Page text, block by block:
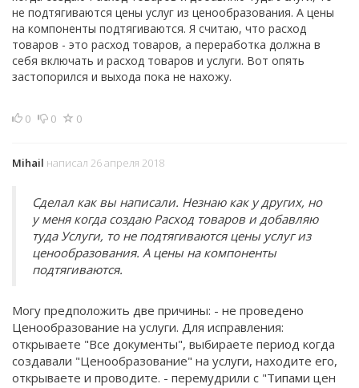
не подтягиваются цены услуг из ценообразования. А цены
на компоненты подтягиваются. Я считаю, что расход
товаров - это расход товаров, а переработка должна в
себя включать и расход товаров и услуги. Вот опять
застопорился и выхода пока не нахожу.
0 0 0
Mihail написал 26 апреля 2018
Сделал как вы написали. Незнаю как у других, но
у меня когда создаю Расход товаров и добавляю
туда Услуги, то не подтягиваются цены услуг из
ценообразования. А цены на компоненты
подтягиваются.
Могу предположить две причины: - не проведено
Ценообразование на услуги. Для исправления:
открываете "Все документы", выбираете период когда
создавали "Ценообразование" на услуги, находите его,
открываете и проводите. - перемудрили с "Типами цен